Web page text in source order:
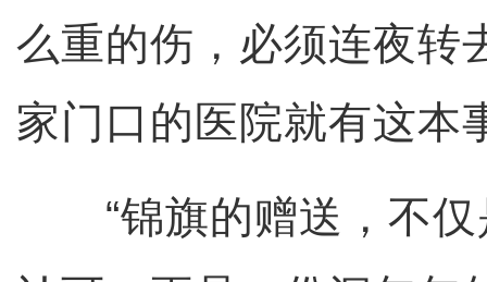
么重的伤，必须连夜转
家门口的医院就有这本
“锦旗的赠送，不仅